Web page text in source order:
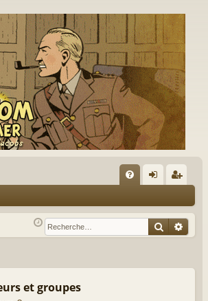
Q ne
xi
nr
eg
et groupes